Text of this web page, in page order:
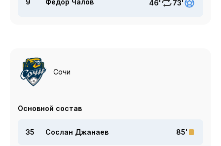
9 Федор Чалов 46' 73'
Сочи
Основной состав
35 Сослан Джанаев 85'